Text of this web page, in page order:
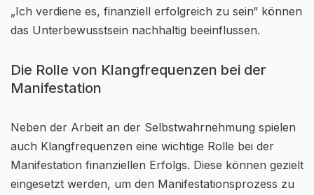
„Ich verdiene es, finanziell erfolgreich zu sein“ können
das Unterbewusstsein nachhaltig beeinflussen.
Die Rolle von Klangfrequenzen bei der
Manifestation
Neben der Arbeit an der Selbstwahrnehmung spielen
auch Klangfrequenzen eine wichtige Rolle bei der
Manifestation finanziellen Erfolgs. Diese können gezielt
eingesetzt werden, um den Manifestationsprozess zu